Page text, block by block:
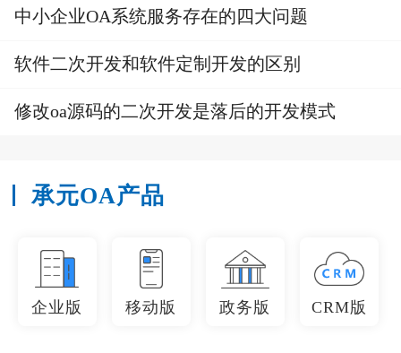
中小企业OA系统服务存在的四大问题
软件二次开发和软件定制开发的区别
修改oa源码的二次开发是落后的开发模式
承元OA产品
企业版 移动版 政务版 CRM版